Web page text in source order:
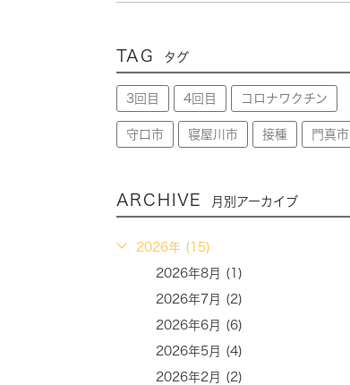
TAG タグ
3回目 4回目 コロナワクチン
守口市 寝屋川市 接種 門真市
ARCHIVE 月別アーカイブ
2026年 (15)
2026年8月 (1)
2026年7月 (2)
2026年6月 (6)
2026年5月 (4)
2026年2月 (2)